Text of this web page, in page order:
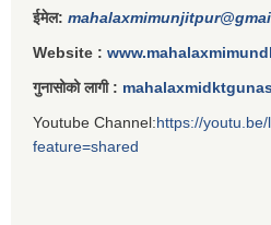
ईमेल:
Website :
गुनासोको लागी :
Youtube Channel:https://
feature=shared